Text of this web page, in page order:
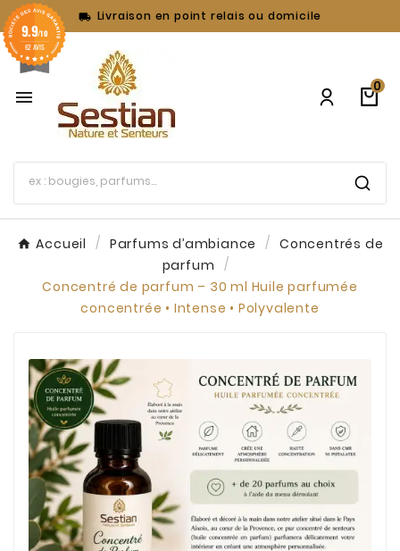
 Livraison en point relais ou domicile

0
Accueil Parfums d’ambiance
Concentrés de
parfum
Concentré de parfum – 30 ml Huile parfumée
concentrée • Intense • Polyvalente
9.9/10
62 AVIS